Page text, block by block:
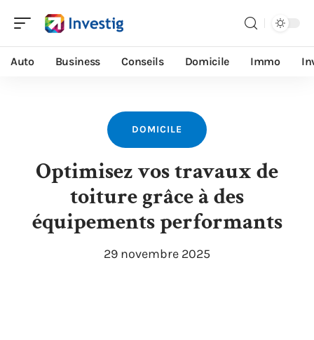
Auto Business Conseils Domicile Immo
DOMICILE
Optimisez vos travaux de
toiture grâce à des
équipements performants
29 novembre 2025